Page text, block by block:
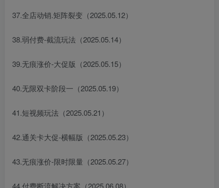
37.全店动销.矩阵裂变（2025.05.12）
38.弱付费-截流玩法（2025.05.14）
39.无痕涨价-大促版（2025.05.15）
40.无限双卡阶段一（2025.05.19）
41.短视频玩法（2025.05.21）
42.通关卡大促-横幅版（2025.05.23）
43.无痕涨价-限时限量（2025.05.27）
44.付费断流解决方案（2025.06.08）